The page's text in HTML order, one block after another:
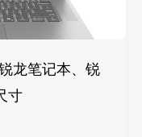
龙笔记本、锐
寸